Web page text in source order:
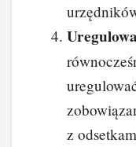
z